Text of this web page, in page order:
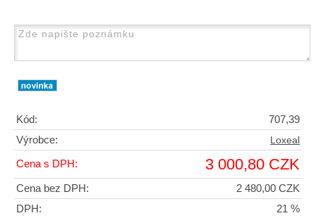
Kód:
707,39
Výrobce:
Loxeal
Cena s DPH: 3 000,80 CZK
Cena bez DPH:
2 480,00 CZK
DPH:
21 %